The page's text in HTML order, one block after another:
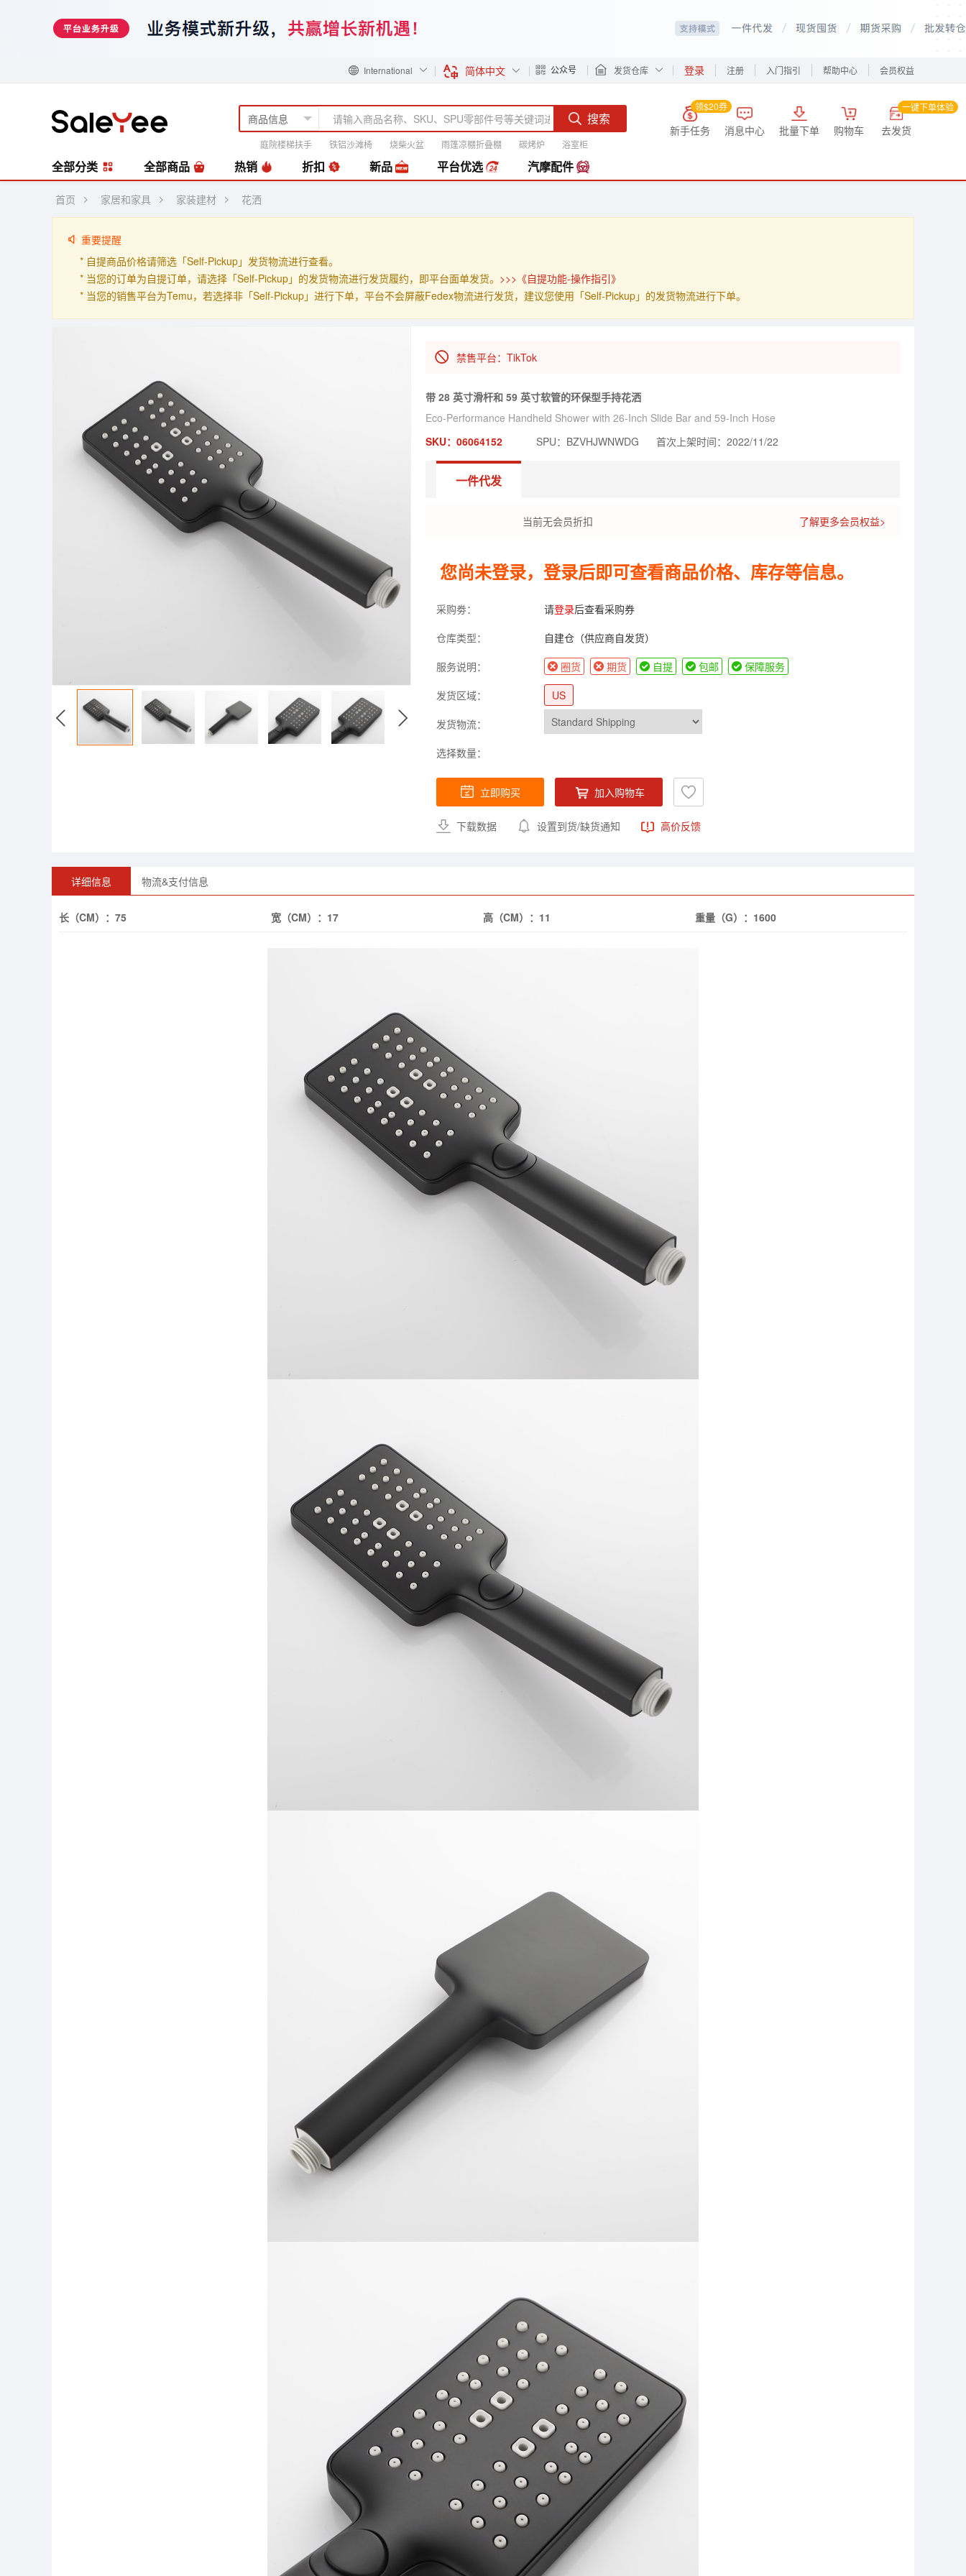
International 简体中文 公众号 发货仓库 登录 注册 入门指引 帮助中心 会员权益
搜索
庭院楼梯扶手 铁铝沙滩椅 烧柴火盆 雨篷凉棚折叠棚 碳烤炉
浴室柜
风扇
编藤套装
新手任务
领$20券
消息中心 批量下单 购物车 去发货
一键下单体验
全部分类 全部商品 热销 折扣 新品 平台优选 汽摩配件
首页 家居和家具 家装建材 花洒
重要提醒
* 自提商品价格请筛选「Self-Pickup」发货物流进行查看。
* 当您的订单为自提订单，请选择「Self-Pickup」的发货物流进行发货履约，即平台面单发货。 >>>《自提功能-操作指引》
* 当您的销售平台为Temu，若选择非「Self-Pickup」进行下单，平台不会屏蔽Fedex物流进行发货，建议您使用「Self-Pickup」的发货物流进行下单。
禁售平台：TikTok
带 28 英寸滑杆和 59 英寸软管的环保型手持花洒
Eco-Performance Handheld Shower with 26-Inch Slide Bar and 59-Inch Hose
SKU：06064152
SPU：BZVHJWNWDG 首次上架时间：2022/11/22
一件代发
当前无会员折扣 了解更多会员权益>
您尚未登录，登录后即可查看商品价格、库存等信息。
采购劵： 请登录后查看采购券
仓库类型：
自建仓（供应商自发货）
服务说明：
圈货 期货 自提 包邮
保障服务
发货区域：
US
发货物流：
选择数量：
立即购买 加入购物车
下载数据 设置到货/缺货通知 高价反馈
详细信息 物流&支付信息
长（CM）： 75 宽（CM）： 17 高（CM）： 11 重量（G）： 1600